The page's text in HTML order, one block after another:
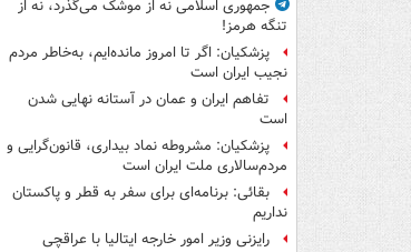
جمهوری اسلامی نه از موشک می‌گذرد، نه از
تنگه هرمز!
پزشکیان: اگر تا امروز مانده‌ایم، به‌خاطر مردم
نجیب ایران است
تفاهم ایران و عمان در آستانه نهایی شدن
است
پزشکیان: مشروطه نماد بیداری، قانون‌گرایی و
مردم‌سالاری ملت ایران است
بقائی: برنامه‌ای برای سفر به قطر و پاکستان
نداریم
رایزنی وزیر امور خارجه ایتالیا با عراقچی